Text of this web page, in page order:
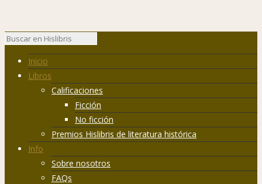
Inicio
Libros
Calificaciones
Ficción
No ficción
Premios Hislibris de literatura histórica
Info
Sobre nosotros
FAQs